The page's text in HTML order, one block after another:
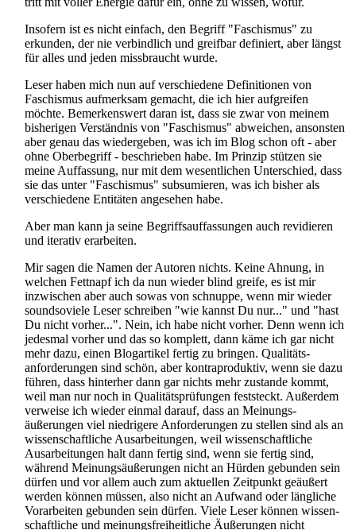
Insofern ist es nicht einfach, den Begriff "Faschismus" zu
erkunden, der nie verbindlich und greifbar definiert, aber längst
für alles und jeden missbraucht wurde.
Leser haben mich nun auf verschiedene Definitionen von
Faschismus aufmerksam gemacht, die ich hier aufgreifen
möchte. Bemerkenswert daran ist, dass sie zwar von meinem
bisherigen Verständnis von "Faschismus" abweichen, ansonsten
aber genau das wiedergeben, was ich im Blog schon oft - aber
ohne Oberbegriff - beschrieben habe. Im Prinzip stützen sie
meine Auffassung, nur mit dem wesentlichen Unterschied, dass
sie das unter "Faschismus" subsumieren, was ich bisher als
verschiedene Entitäten angesehen habe.
Aber man kann ja seine Begriffs­auffassungen auch revidieren
und iterativ erarbeiten.
Mir sagen die Namen der Autoren nichts. Keine Ahnung, in
welchen Fettnapf ich da nun wieder blind greife, es ist mir
inzwischen aber auch sowas von schnuppe, wenn mir wieder
so­und­so­viele Leser schreiben "wie kannst Du nur..." und "hast
Du nicht vorher...". Nein, ich habe nicht vorher. Denn wenn ich
jedesmal vorher und das so komplett, dann käme ich gar nicht
mehr dazu, einen Blogartikel fertig zu bringen. Qualitäts­
anforderungen sind schön, aber kontra­produktiv, wenn sie dazu
führen, dass hinterher dann gar nichts mehr zustande kommt,
weil man nur noch in Qualitäts­prüfungen feststeckt. Außerdem
verweise ich wieder einmal darauf, dass an Meinungs­
äußerungen viel niedrigere Anforderungen zu stellen sind als an
wissenschaftliche Ausarbeitungen, weil wissenschaftliche
Ausarbeitungen halt dann fertig sind, wenn sie fertig sind,
während Meinungs­äußerungen nicht an Hürden gebunden sein
dürfen und vor allem auch zum aktuellen Zeitpunkt geäußert
werden können müssen, also nicht an Aufwand oder längliche
Vorarbeiten gebunden sein dürfen. Viele Leser können wissen­
schaftliche und meinungs­freiheitliche Äußerungen nicht